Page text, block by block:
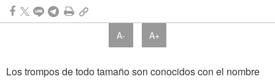
A- A+
Los trompos de todo tamaño son conocidos con el nombre